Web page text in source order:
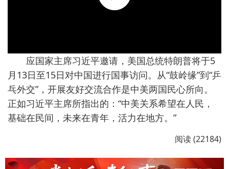
应国家主席习近平邀请，美国总统特朗普将于5
月13日至15日对中国进行国事访问。从“鼓岭缘”到“乒
乓外交”，开展友好交流合作是中美两国民心所向。
正如习近平主席所指出的：“中美关系希望在人民，
基础在民间，未来在青年，活力在地方。”
阅读 (22184)